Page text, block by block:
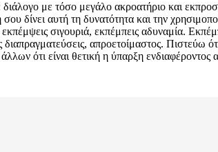
με τόσο μεγάλο ακροατήριο και
δίνει αυτή τη δυνατότητα και την
εκπέμψεις σιγουριά, εκπέμπεις αδυναμία.
διαπραγματεύσεις, απροετοίμαστος. Πιστεύω
ότι είναι θετική η ύπαρξη ενδιαφέροντος